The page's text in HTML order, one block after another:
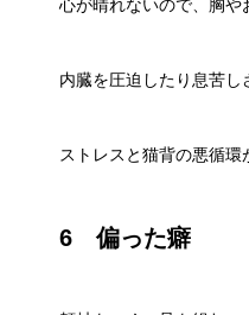
心が晴れないので、胸
内臓を圧迫したり息苦
ストレスと猫背の悪循環
6 偏った癖